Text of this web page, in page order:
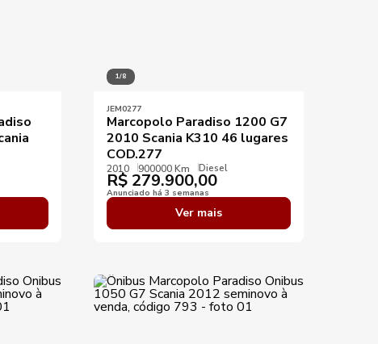
1/8
JEM0277
Marcopolo Paradiso 1200 G7
2010 Scania K310 46 lugares
COD.277
2010 900000 Km Diesel
R$ 279.900,00
Anunciado há 3 semanas
Ver mais